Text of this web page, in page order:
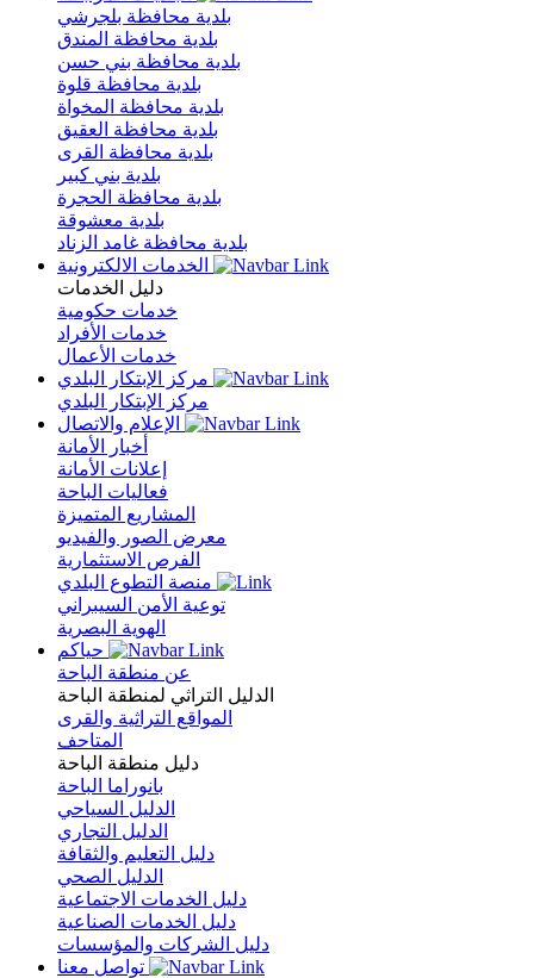
بلدية محافظة بلجرشي
بلدية محافظة المندق
بلدية محافظة بني حسن
بلدية محافظة قلوة
بلدية محافظة المخواة
بلدية محافظة العقيق
بلدية محافظة القرى
بلدية بني كبير
بلدية محافظة الحجرة
بلدية معشوقة
بلدية محافظة غامد الزناد
دليل الخدمات
خدمات حكومية
خدمات الأفراد
خدمات الأعمال
مركز الإبتكار البلدي
أخبار الأمانة
إعلانات الأمانة
فعاليات الباحة
المشاريع المتميزة
معرض الصور والفيديو
الفرص الاستثمارية
منصة التطوع البلدي
توعية الأمن السيبراني
الهوية البصرية
عن منطقة الباحة
الدليل التراثي لمنطقة الباحة
المواقع التراثية والقرى
المتاحف
دليل منطقة الباحة
بانوراما الباحة
الدليل السياحي
الدليل التجاري
دليل التعليم والثقافة
الدليل الصحي
دليل الخدمات الاجتماعية
دليل الخدمات الصناعية
دليل الشركات والمؤسسات